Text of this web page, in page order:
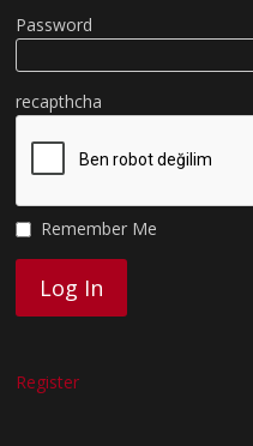
Password
recapthcha
Remember Me
Register